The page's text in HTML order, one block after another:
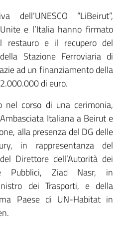
dell’UNESCO “LiBeirut”,
e l’Italia hanno firmato
restauro e il recupero del
Stazione Ferroviaria di
ad un finanziamento della
di euro.
nel corso di una cerimonia,
Italiana a Beirut e
alla presenza del DG delle
in rappresentanza del
Direttore dell’Autorità dei
Pubblici, Ziad Nasr, in
dei Trasporti, e della
Paese di UN-Habitat in